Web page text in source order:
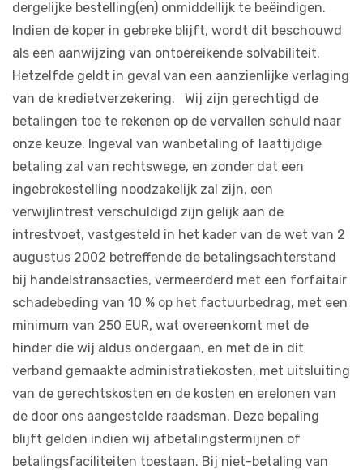
dergelijke bestelling(en) onmiddellijk te beëindigen.
Indien de koper in gebreke blijft, wordt dit beschouwd
als een aanwijzing van ontoereikende solvabiliteit.
Hetzelfde geldt in geval van een aanzienlijke verlaging
van de kredietverzekering. Wij zijn gerechtigd de
betalingen toe te rekenen op de vervallen schuld naar
onze keuze. Ingeval van wanbetaling of laattijdige
betaling zal van rechtswege, en zonder dat een
ingebrekestelling noodzakelijk zal zijn, een
verwijlintrest verschuldigd zijn gelijk aan de
intrestvoet, vastgesteld in het kader van de wet van 2
augustus 2002 betreffende de betalingsachterstand
bij handelstransacties, vermeerderd met een forfaitair
schadebeding van 10 % op het factuurbedrag, met een
minimum van 250 EUR, wat overeenkomt met de
hinder die wij aldus ondergaan, en met de in dit
verband gemaakte administratiekosten, met uitsluiting
van de gerechtskosten en de kosten en erelonen van
de door ons aangestelde raadsman. Deze bepaling
blijft gelden indien wij afbetalingstermijnen of
betalingsfaciliteiten toestaan. Bij niet-betaling van